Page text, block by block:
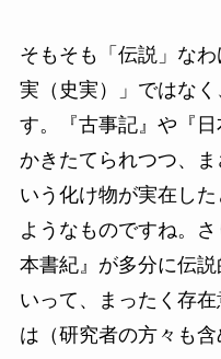
そもそも「伝説」な
実（史実）」ではな
す。『古事記』や『
かきたてられつつ、
いう化け物が実在し
ようなものですね。
本書紀』が多分に伝
いって、まったく存
は（研究者の方々も含